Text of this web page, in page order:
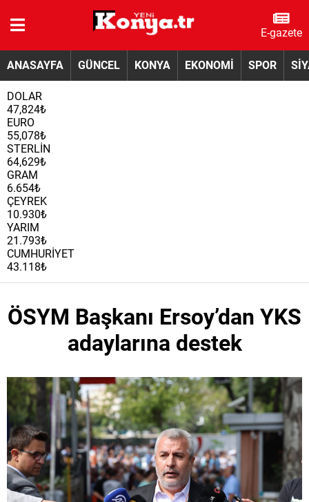
E-gazete
ANASAYFA GÜNCEL KONYA EKONOMİ SPOR
DOLAR
47,824₺
EURO
55,078₺
STERLİN
64,629₺
GRAM
6.654₺
ÇEYREK
10.930₺
YARIM
21.793₺
CUMHURİYET
43.118₺
ÖSYM Başkanı Ersoy’dan YKS
adaylarına destek